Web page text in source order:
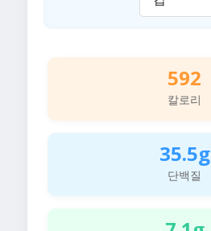
592
칼로리
35.5g
단백질